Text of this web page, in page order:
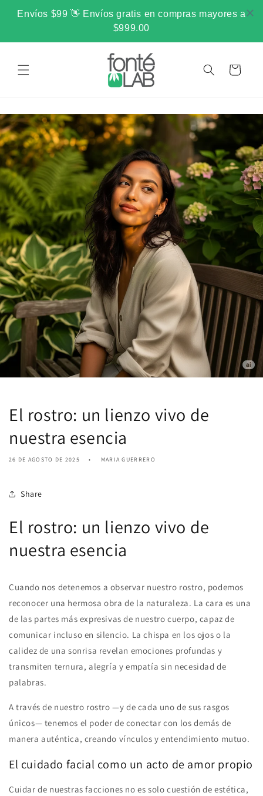
Envíos $99 👋 Envíos gratis en compras mayores a
$999.00
directamente
Carrito
El rostro: un lienzo vivo de
nuestra esencia
26 DE AGOSTO DE 2025 MARIA GUERRERO
Share
El rostro: un lienzo vivo de
nuestra esencia
Cuando nos detenemos a observar nuestro rostro, podemos
reconocer una hermosa obra de la naturaleza. La cara es una
de las partes más expresivas de nuestro cuerpo, capaz de
comunicar incluso en silencio. La chispa en los ojos o la
calidez de una sonrisa revelan emociones profundas y
transmiten ternura, alegría y empatía sin necesidad de
palabras.
A través de nuestro rostro —y de cada uno de sus rasgos
únicos— tenemos el poder de conectar con los demás de
manera auténtica, creando vínculos y entendimiento mutuo.
El cuidado facial como un acto de amor propio
Cuidar de nuestras facciones no es solo cuestión de estética,